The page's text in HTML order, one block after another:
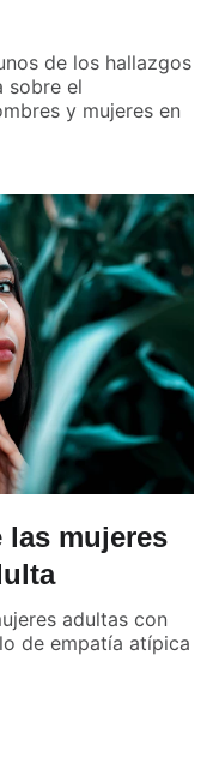
de los hallazgos
sobre el
y mujeres en
las mujeres
adultas con
de empatía atípica